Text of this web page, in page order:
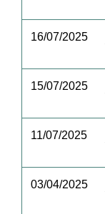
16/07/2025
15/07/2025
11/07/2025
03/04/2025